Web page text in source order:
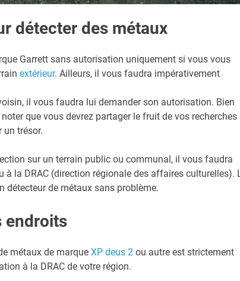
détecter des métaux
Garrett sans autorisation uniquement si vous vous
extérieur. Ailleurs, il vous faudra impérativement
il vous faudra lui demander son autorisation. Bien
que vous devrez partager le fruit de vos recherches
un trésor.
sur un terrain public ou communal, il vous faudra
la DRAC (direction régionale des affaires culturelles).
détecteur de métaux sans problème.
endroits
métaux de marque XP deus 2ou autre est strictement
à la DRAC de votre région.